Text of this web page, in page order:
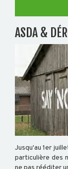
ASDA &
Jusqu'au 1er
particulière des